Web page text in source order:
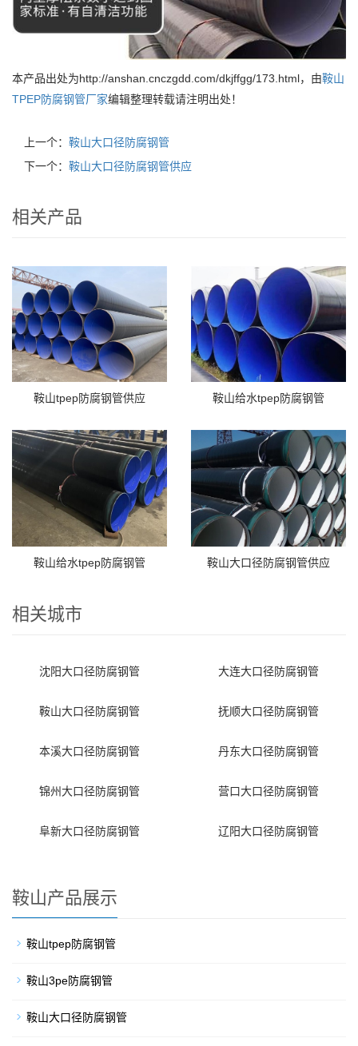
本产品出处为http://anshan.cnczgdd.com/dkjffgg/173.html，由鞍山
TPEP防腐钢管厂家编辑整理转载请注明出处！
上一个： 鞍山大口径防腐钢管
下一个： 鞍山大口径防腐钢管供应
相关产品
鞍山tpep防腐钢管供应 鞍山给水tpep防腐钢管
鞍山给水tpep防腐钢管 鞍山大口径防腐钢管供应
相关城市
沈阳大口径防腐钢管 大连大口径防腐钢管
鞍山大口径防腐钢管 抚顺大口径防腐钢管
本溪大口径防腐钢管 丹东大口径防腐钢管
锦州大口径防腐钢管 营口大口径防腐钢管
阜新大口径防腐钢管 辽阳大口径防腐钢管
鞍山产品展示
鞍山tpep防腐钢管
鞍山3pe防腐钢管
鞍山大口径防腐钢管